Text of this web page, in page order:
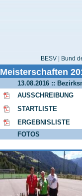
BESV | Bund
Meisterschaften
13.08.2016 ::
AUSSCHREIBUNG
STARTLISTE
ERGEBNISLISTE
FOTOS